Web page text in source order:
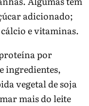
adicionado;
e vitaminas.
por
ingredientes,
vegetal de soja
mais do leite